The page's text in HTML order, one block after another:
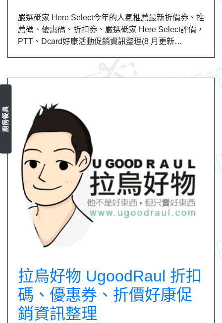
嚴選砥家 Here Select今年的人氣推薦最新折價券、推
薦碼、優惠碼、折扣券、嚴選砥家 Here Select評價，
PTT、Dcard好康活動促銷資訊整理(8 月更新…
廚房餐具
拉烏好物 UgoodRaul 折扣
碼、優惠券、折價好康促
銷資訊整理